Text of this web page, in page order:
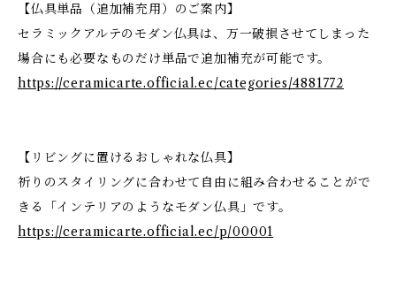
【仏具単品（追加補充用）のご案内】
セラミックアルテのモダン仏具は、万一破損させてしまった
場合にも必要なものだけ単品で追加補充が可能です。
https://ceramicarte.official.ec/categories/4881772
【リビングに置けるおしゃれな仏具】
祈りのスタイリングに合わせて自由に組み合わせることがで
きる「インテリアのようなモダン仏具」です。
https://ceramicarte.official.ec/p/00001